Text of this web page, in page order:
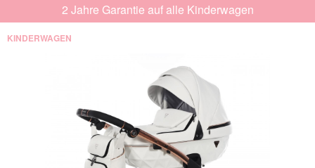
2 Jahre Garantie auf alle Kinderwagen
KINDERWAGEN